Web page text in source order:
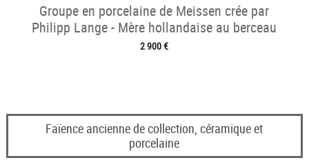
Groupe en porcelaine de Meissen crée par
Philipp Lange - Mère hollandaise au berceau
2 900 €
Faïence ancienne de collection, céramique et
porcelaine